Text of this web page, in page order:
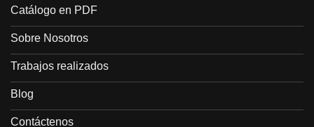
Catálogo en PDF
Sobre Nosotros
Trabajos realizados
Blog
Contáctenos